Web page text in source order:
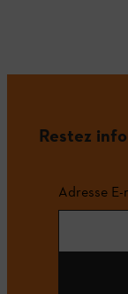
Restez
Adresse E-